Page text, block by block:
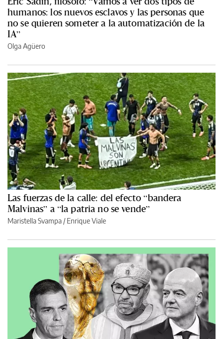
humanos: los nuevos esclavos y las personas que
no se quieren someter a la automatización de la
IA”
Olga Agüero
Las fuerzas de la calle: del efecto “bandera
Malvinas” a “la patria no se vende”
Maristella Svampa /Enrique Viale